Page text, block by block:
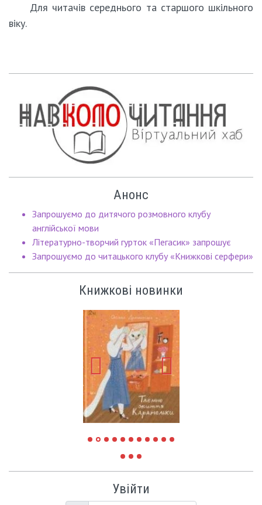
Для читачів середнього та старшого шкільного
віку.
Анонс
Запрошуємо до дитячого розмовного клубу
англійської мови
Літературно-творчий гурток «Пегасик» запрошує
Запрошуємо до читацького клубу «Книжкові серфери»
Книжкові новинки
Увійти